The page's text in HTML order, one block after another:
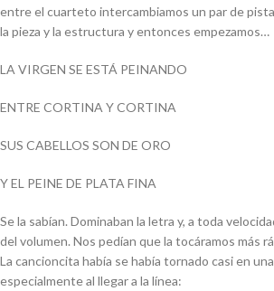
entre el cuarteto intercambiamos un par de
la pieza y la estructura y entonces empezamos…
LA VIRGEN SE ESTÁ PEINANDO
ENTRE CORTINA Y CORTINA
SUS CABELLOS SON DE ORO
Y EL PEINE DE PLATA FINA
Se la sabían. Dominaban la letra y, a toda
del volumen. Nos pedían que la tocáramos más
La cancioncita había se había tornado casi en
especialmente al llegar a la línea: